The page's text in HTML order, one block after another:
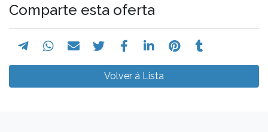
Comparte esta oferta
Volver á Lista